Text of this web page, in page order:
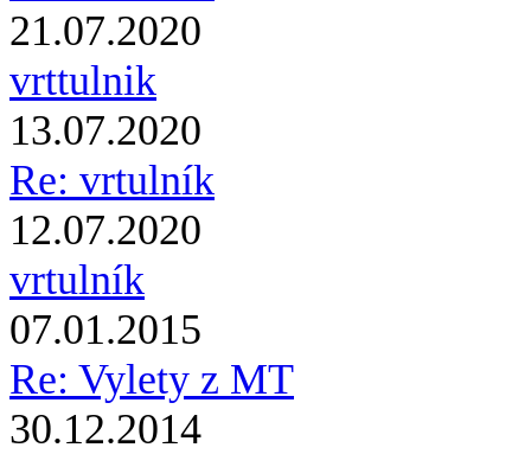
21.07.2020
vrttulnik
13.07.2020
Re: vrtulník
12.07.2020
vrtulník
07.01.2015
Re: Vylety z MT
30.12.2014